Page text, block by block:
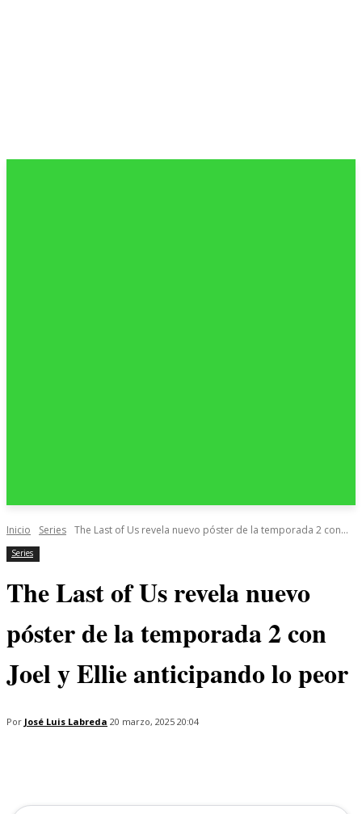
Inicio Series The Last of Us revela nuevo póster de la temporada 2 con...
Series
The Last of Us revela nuevo
póster de la temporada 2 con
Joel y Ellie anticipando lo peor
Por José Luis Labreda 20 marzo, 2025 20:04